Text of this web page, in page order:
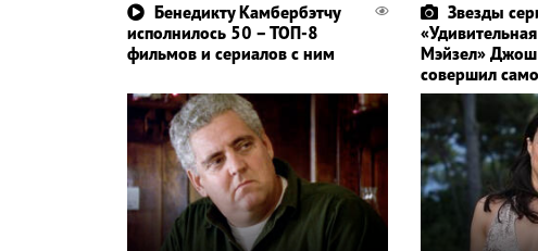
Бенедикту Камбербэтчу
исполнилось 50 – ТОП-8
фильмов и сериалов с ним
Звезды
Мэйзел» Джош
совершил